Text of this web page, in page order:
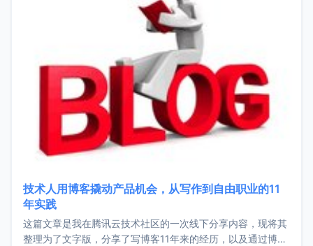
技术人用博客撬动产品机会，从写作到自由职业的11
年实践
这篇文章是我在腾讯云技术社区的一次线下分享内容，现将其
整理为了文字版，分享了写博客11年来的经历，以及通过博客